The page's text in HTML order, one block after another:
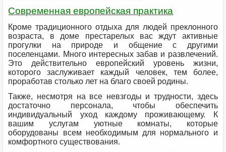
Современная европейская практика
Кроме традиционного отдыха для людей преклонного
возраста, в доме престарелых вас ждут активные
прогулки на природе и общение с другими
поселенцами. Много интересных забав и развлечений.
Это действительно европейский уровень жизни,
которого заслуживает каждый человек, тем более,
проработав столько лет на благо своей родины.
Также, несмотря на все невзгоды и трудности, здесь
достаточно персонала, чтобы обеспечить
индивидуальный уход каждому проживающему. К
вашим услугам уютные комнаты, которые
оборудованы всем необходимым для нормального и
комфортного существования.